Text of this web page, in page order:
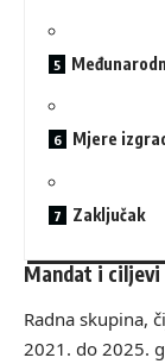
Mjere
Zaključak
Mandat i ciljevi
Radna skupina,
2021. do 2025.